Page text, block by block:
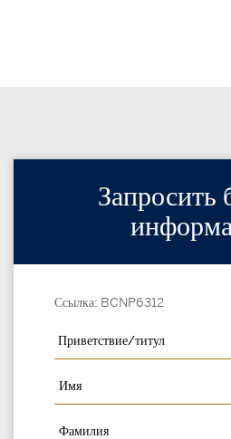
Запросить
Ссылка: BCNP6312